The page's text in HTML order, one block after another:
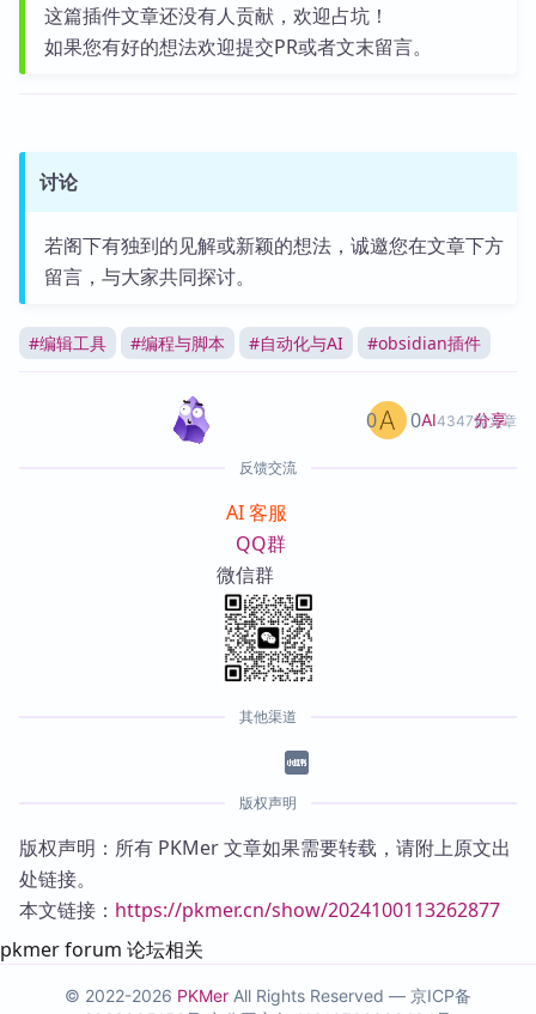
这篇插件文章还没有人贡献，欢迎占坑！
如果您有好的想法欢迎提交PR或者文末留言。
讨论
若阁下有独到的见解或新颖的想法，诚邀您在文章下方
留言，与大家共同探讨。
#编辑工具 #编程与脚本 #自动化与AI #obsidian插件
AI4347篇文章
0 0 分享
反馈交流
AI 客服
QQ群
微信群
其他渠道
版权声明
版权声明：所有 PKMer 文章如果需要转载，请附上原文出
处链接。
本文链接： https://pkmer.cn/show/2024100113262877
pkmer forum 论坛相关
© 2022-2026 PKMer All Rights Reserved — 京ICP备